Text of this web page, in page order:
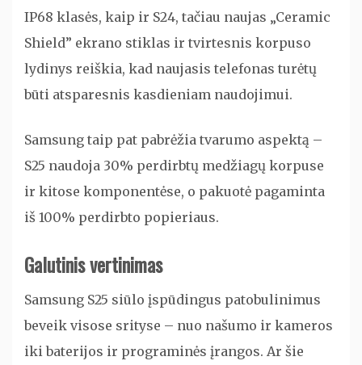
IP68 klasės, kaip ir S24, tačiau naujas „Ceramic
Shield” ekrano stiklas ir tvirtesnis korpuso
lydinys reiškia, kad naujasis telefonas turėtų
būti atsparesnis kasdieniam naudojimui.
Samsung taip pat pabrėžia tvarumo aspektą –
S25 naudoja 30% perdirbtų medžiagų korpuse
ir kitose komponentėse, o pakuotė pagaminta
iš 100% perdirbto popieriaus.
Galutinis vertinimas
Samsung S25 siūlo įspūdingus patobulinimus
beveik visose srityse – nuo našumo ir kameros
iki baterijos ir programinės įrangos. Ar šie